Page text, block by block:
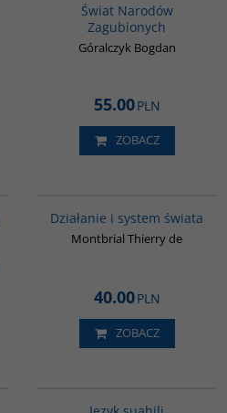
Świat Narodów
Zagubionych
Góralczyk Bogdan
55.00PLN
ZOBACZ
Działanie i system świata
Montbrial Thierry de
40.00PLN
ZOBACZ